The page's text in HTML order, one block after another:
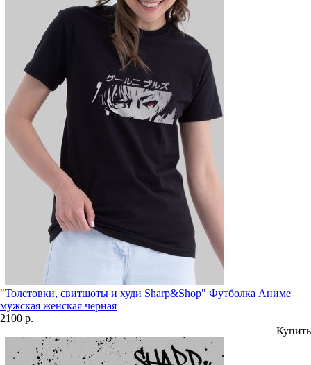
"Толстовки, свитшоты и худи Sharp&Shop" Футболка Аниме
мужская женская черная
2100 р.
Купить